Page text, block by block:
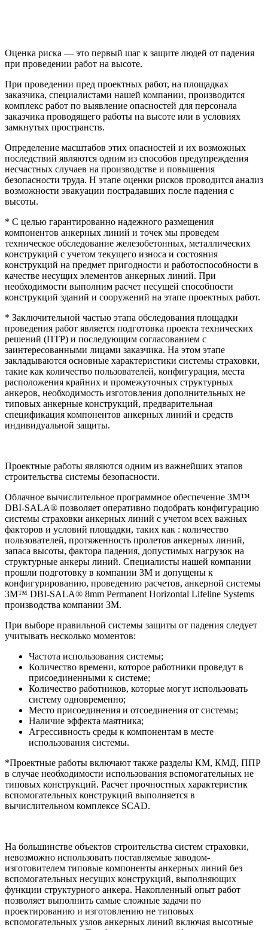
Оценка риска — это первый шаг к защите людей от падения
при проведении работ на высоте.
При проведении пред проектных работ, на площадках
заказчика, специалистами нашей компании, производится
комплекс работ по выявление опасностей для персонала
заказчика проводящего работы на высоте или в условиях
замкнутых пространств.
Определение масштабов этих опасностей и их возможных
последствий являются одним из способов предупреждения
несчастных случаев на производстве и повышения
безопасности труда. Н этапе оценки рисков проводится анализ
возможности эвакуации пострадавших после падения с
высоты.
* С целью гарантированно надежного размещения
компонентов анкерных линий и точек мы проведем
техническое обследование железобетонных, металлических
конструкций с учетом текущего износа и состояния
конструкций на предмет пригодности и работоспособности в
качестве несущих элементов анкерных линий. При
необходимости выполним расчет несущей способности
конструкций зданий и сооружений на этапе проектных работ.
* Заключительной частью этапа обследования площадки
проведения работ является подготовка проекта технических
решений (ПТР) и последующим согласованием с
заинтересованными лицами заказчика. На этом этапе
закладываются основные характеристики системы страховки,
такие как количество пользователей, конфигурация, места
расположения крайних и промежуточных структурных
анкеров, необходимость изготовления дополнительных не
типовых анкерные конструкций, предварительная
спецификация компонентов анкерных линий и средств
индивидуальной защиты.
Проектные работы являются одним из важнейших этапов
строительства системы безопасности.
Облачное вычислительное программное обеспечение 3M™
DBI-SALA® позволяет оперативно подобрать конфигурацию
системы страховки анкерных линий с учетом всех важных
факторов и условий площадки, таких как : количество
пользователей, протяженность пролетов анкерных линий,
запаса высоты, фактора падения, допустимых нагрузок на
структурные анкеры линий. Специалисты нашей компании
прошли подготовку в компании 3М и допущены к
конфигурированию, проведению расчетов, анкерной системы
3M™ DBI-SALA® 8mm Permanent Horizontal Lifeline Systems
производства компании 3М.
При выборе правильной системы защиты от падения следует
учитывать несколько моментов:
Частота использования системы;
Количество времени, которое работники проведут в
присоединенными к системе;
Количество работников, которые могут использовать
систему одновременно;
Место присоединения и отсоединения от системы;
Наличие эффекта маятника;
Агрессивность среды к компонентам в месте
использования системы.
*Проектные работы включают также разделы КМ, КМД, ППР
в случае необходимости использования вспомогательных не
типовых конструкций. Расчет прочностных характеристик
вспомогательных конструкций выполняется в
вычислительном комплексе SCAD.
На большинстве объектов строительства систем страховки,
невозможно использовать поставляемые заводом-
изготовителем типовые компоненты анкерных линий без
вспомогательных несущих конструкций, выполняющих
функции структурного анкера. Накопленный опыт работ
позволяет выполнить самые сложные задачи по
проектированию и изготовлению не типовых
вспомогательных узлов анкерных линий включая высотные